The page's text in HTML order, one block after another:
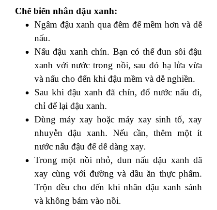
Chế biến nhân đậu xanh:
Ngâm đậu xanh qua đêm để mềm hơn và dễ
nấu.
Nấu đậu xanh chín. Bạn có thể đun sôi đậu
xanh với nước trong nồi, sau đó hạ lửa vừa
và nấu cho đến khi đậu mềm và dễ nghiền.
Sau khi đậu xanh đã chín, đổ nước nấu đi,
chỉ để lại đậu xanh.
Dùng máy xay hoặc máy xay sinh tố, xay
nhuyễn đậu xanh. Nếu cần, thêm một ít
nước nấu đậu để dễ dàng xay.
Trong một nồi nhỏ, đun nấu đậu xanh đã
xay cùng với đường và dầu ăn thực phẩm.
Trộn đều cho đến khi nhân đậu xanh sánh
và không bám vào nồi.